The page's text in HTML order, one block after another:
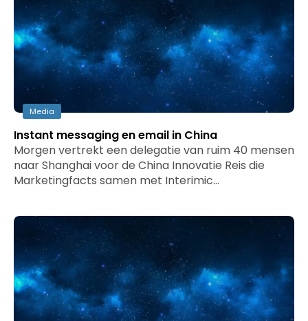
Media
Instant messaging en email in China
Morgen vertrekt een delegatie van ruim 40 mensen
naar Shanghai voor de China Innovatie Reis die
Marketingfacts samen met Interimic…